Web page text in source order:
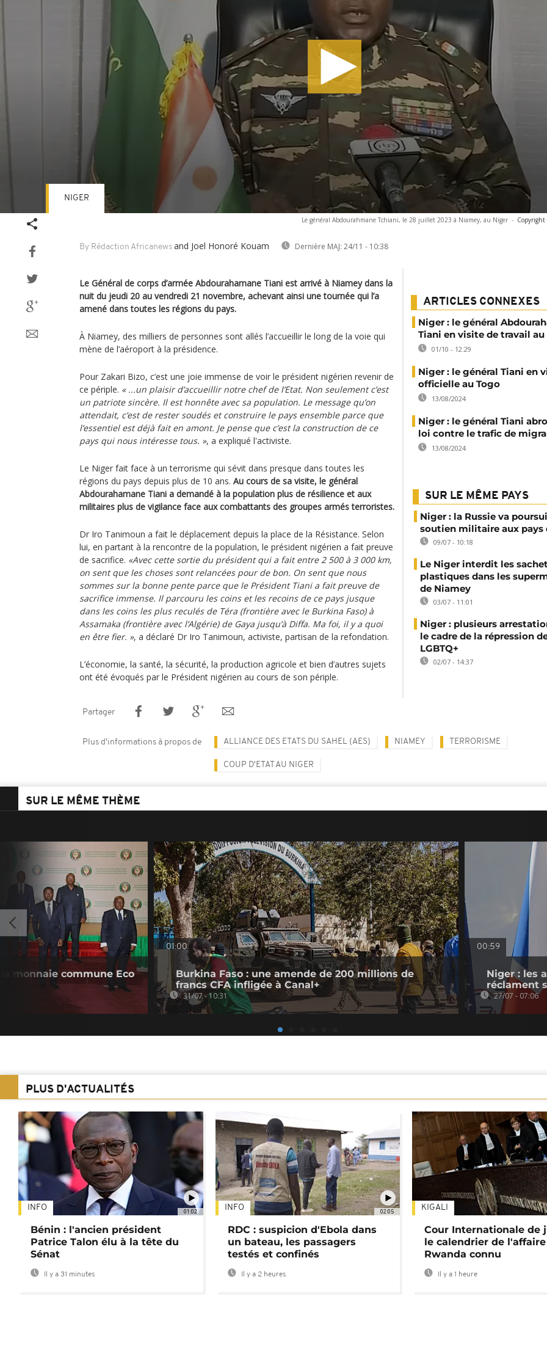
Le général Abdourahmane Tchiani, le 28 juillet 2023 à Niamey, au Niger - Copyright
By Rédaction Africanews and Joel Honoré Kouam Dernière MAJ: 24/11 - 10:38
NIGER
Le Général de corps d’armée Abdourahamane Tiani est arrivé à Niamey dans la
nuit du jeudi 20 au vendredi 21 novembre, achevant ainsi une tournée qui l’a
amené dans toutes les régions du pays.
À Niamey, des milliers de personnes sont allés l’accueillir le long de la voie qui
mène de l’aéroport à la présidence.
Pour Zakari Bizo, c’est une joie immense de voir le président nigérien revenir de
ce périple. « ...un plaisir d’accueillir notre chef de l’Etat. Non seulement c’est
un patriote sincère. Il est honnête avec sa population. Le message qu’on
attendait, c’est de rester soudés et construire le pays ensemble parce que
l’essentiel est déjà fait en amont. Je pense que c’est la construction de ce
pays qui nous intéresse tous. », a expliqué l'activiste.
Le Niger fait face à un terrorisme qui sévit dans presque dans toutes les
régions du pays depuis plus de 10 ans. Au cours de sa visite, le général
Abdourahamane Tiani a demandé à la population plus de résilience et aux
militaires plus de vigilance face aux combattants des groupes armés terroristes.
Dr Iro Tanimoun a fait le déplacement depuis la place de la Résistance. Selon
lui, en partant à la rencontre de la population, le président nigérien a fait preuve
de sacrifice. «Avec cette sortie du président qui a fait entre 2 500 à 3 000 km,
on sent que les choses sont relancées pour de bon. On sent que nous
sommes sur la bonne pente parce que le Président Tiani a fait preuve de
sacrifice immense. Il parcouru les coins et les recoins de ce pays jusque
dans les coins les plus reculés de Téra (frontière avec le Burkina Faso) à
Assamaka (frontière avec l’Algérie) de Gaya jusqu’à Diffa. Ma foi, il y a quoi
en être fier. », a déclaré Dr Iro Tanimoun, activiste, partisan de la refondation.
L’économie, la santé, la sécurité, la production agricole et bien d’autres sujets
ont été évoqués par le Président nigérien au cours de son périple.
ARTICLES CONNEXES
Niger : le général
Tiani en visite de travail au
01/10 - 12:29
Niger : le général Tiani en
officielle au Togo
13/08/2024
Niger : le général Tiani
loi contre le trafic de
13/08/2024
SUR LE MÊME PAYS
Niger : la Russie va
soutien militaire aux pays
09/07 - 10:18
Le Niger interdit les
plastiques dans les
de Niamey
03/07 - 11:01
Niger : plusieurs
le cadre de la répression
LGBTQ+
02/07 - 14:37
Partager
Plus d'informations à propos de ALLIANCE DES ETATS DU SAHEL (AES) NIAMEY TERRORISME
COUP D'ETAT AU NIGER
SUR LE MÊME THÈME
monnaie commune Eco
01:00
Burkina Faso : une amende de 200 millions de
francs CFA infligée à Canal+
31/07 - 10:31
00:59
Niger : les
réclament
27/07 - 07:06
PLUS D'ACTUALITÉS
01:02
INFO
Bénin : l'ancien président
Patrice Talon élu à la tête du
Sénat
Il y a 31 minutes
02:05
INFO
RDC : suspicion d'Ebola dans
un bateau, les passagers
testés et confinés
Il y a 2 heures
KIGALI
Cour Internationale de
le calendrier de l'affaire
Rwanda connu
Il y a 1 heure